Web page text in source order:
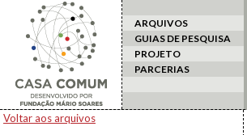
ARQUIVOS
GUIAS DE PESQUISA
PROJETO
PARCERIAS
Voltar aos arquivos